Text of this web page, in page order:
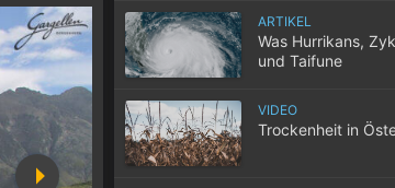
ARTIKEL
Was Hurrikans,
und Taifune
VIDEO
Trockenheit in